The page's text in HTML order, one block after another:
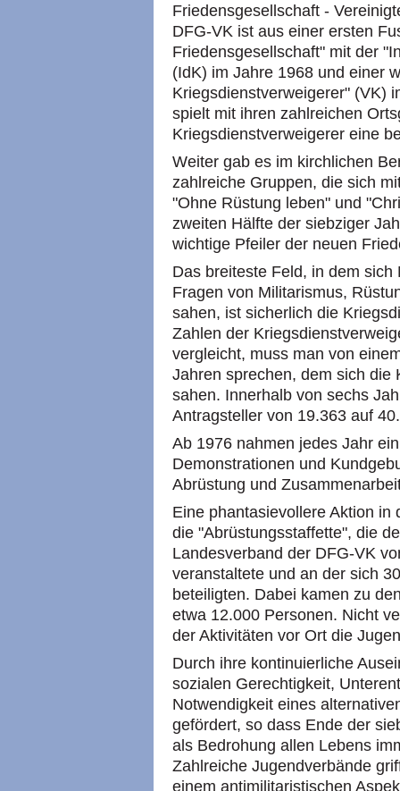
Friedensgesellschaft -
DFG-VK ist aus einer ersten
Friedensgesellschaft" mit der
(IdK) im Jahre 1968 und einer
Kriegsdienstverweigerer" (VK)
spielt mit ihren zahlreichen
Kriegsdienstverweigerer eine
Weiter gab es im kirchlichen
zahlreiche Gruppen, die sich
"Ohne Rüstung leben" und
zweiten Hälfte der siebziger
wichtige Pfeiler der neuen
Das breiteste Feld, in dem
Fragen von Militarismus,
sahen, ist sicherlich die
Zahlen der
vergleicht, muss man von
Jahren sprechen, dem sich die
sahen. Innerhalb von sechs
Antragsteller von 19.363 auf
Ab 1976 nahmen jedes Jahr
Demonstrationen und
Abrüstung und
Eine phantasievollere Aktion
die "Abrüstungsstaffette", die
Landesverband der DFG-VK
veranstaltete und an der sich
beteiligten. Dabei kamen zu
etwa 12.000 Personen. Nicht
der Aktivitäten vor Ort die
Durch ihre kontinuierliche
sozialen Gerechtigkeit,
Notwendigkeit eines
gefördert, so dass Ende der
als Bedrohung allen Lebens
Zahlreiche Jugendverbände
einem antimilitaristischen